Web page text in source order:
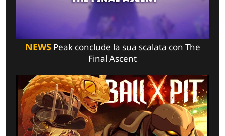
NEWSPeak conclude la sua scalata con The
Final Ascent